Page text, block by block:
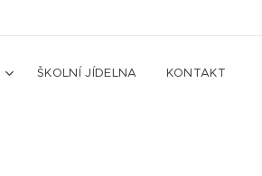
ŠKOLNÍ JÍDELNA KONTAKT